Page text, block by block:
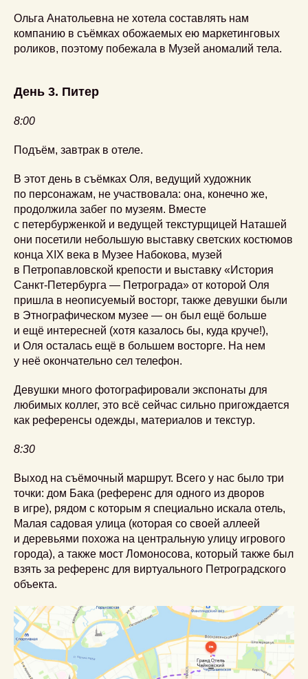
Ольга Анатольевна не хотела составлять нам
компанию в съёмках обожаемых ею маркетинговых
роликов, поэтому побежала в Музей аномалий тела.
День 3. Питер
8:00
Подъём, завтрак в отеле.
В этот день в съёмках Оля, ведущий художник
по персонажам, не участвовала: она, конечно же,
продолжила забег по музеям. Вместе
с петербурженкой и ведущей текстурщицей Наташей
они посетили небольшую выставку светских костюмов
конца XIX века в Музее Набокова, музей
в Петропавловской крепости и выставку «История
Санкт-Петербурга — Петрограда» от которой Оля
пришла в неописуемый восторг, также девушки были
в Этнографическом музее — он был ещё больше
и ещё интересней (хотя казалось бы, куда круче!),
и Оля осталась ещё в большем восторге. На нем
у неё окончательно сел телефон.
Девушки много фотографировали экспонаты для
любимых коллег, это всё сейчас сильно пригождается
как референсы одежды, материалов и текстур.
8:30
Выход на съёмочный маршрут. Всего у нас было три
точки: дом Бака (референс для одного из дворов
в игре), рядом с которым я специально искала отель,
Малая садовая улица (которая со своей аллеей
и деревьями похожа на центральную улицу игрового
города), а также мост Ломоносова, который также был
взять за референс для виртуального Петроградского
объекта.